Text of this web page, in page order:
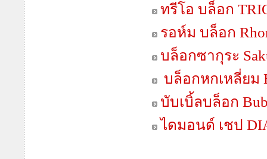
ทรีโอ บล็อก
รอห์ม บล็อก
บล็อกซากุระ
บล็อกหกเหลี่ยม
บับเบิ้ลบล็อก
ไดมอนด์ เชป